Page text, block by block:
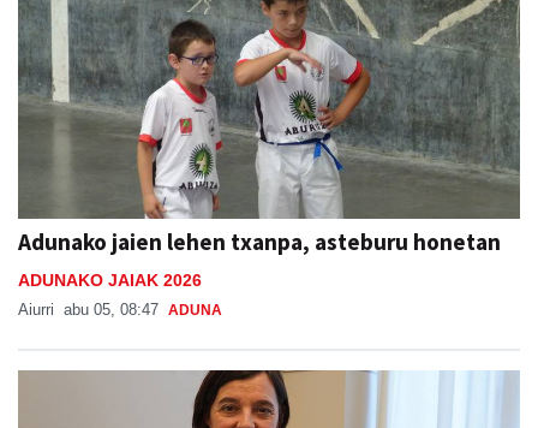
Adunako jaien lehen txanpa, asteburu honetan
ADUNAKO JAIAK 2026
Aiurri abu 05, 08:47 ADUNA